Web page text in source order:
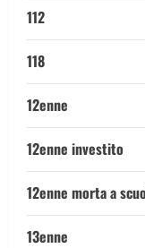
112
118
12enne
12enne investito
12enne morta a
13enne